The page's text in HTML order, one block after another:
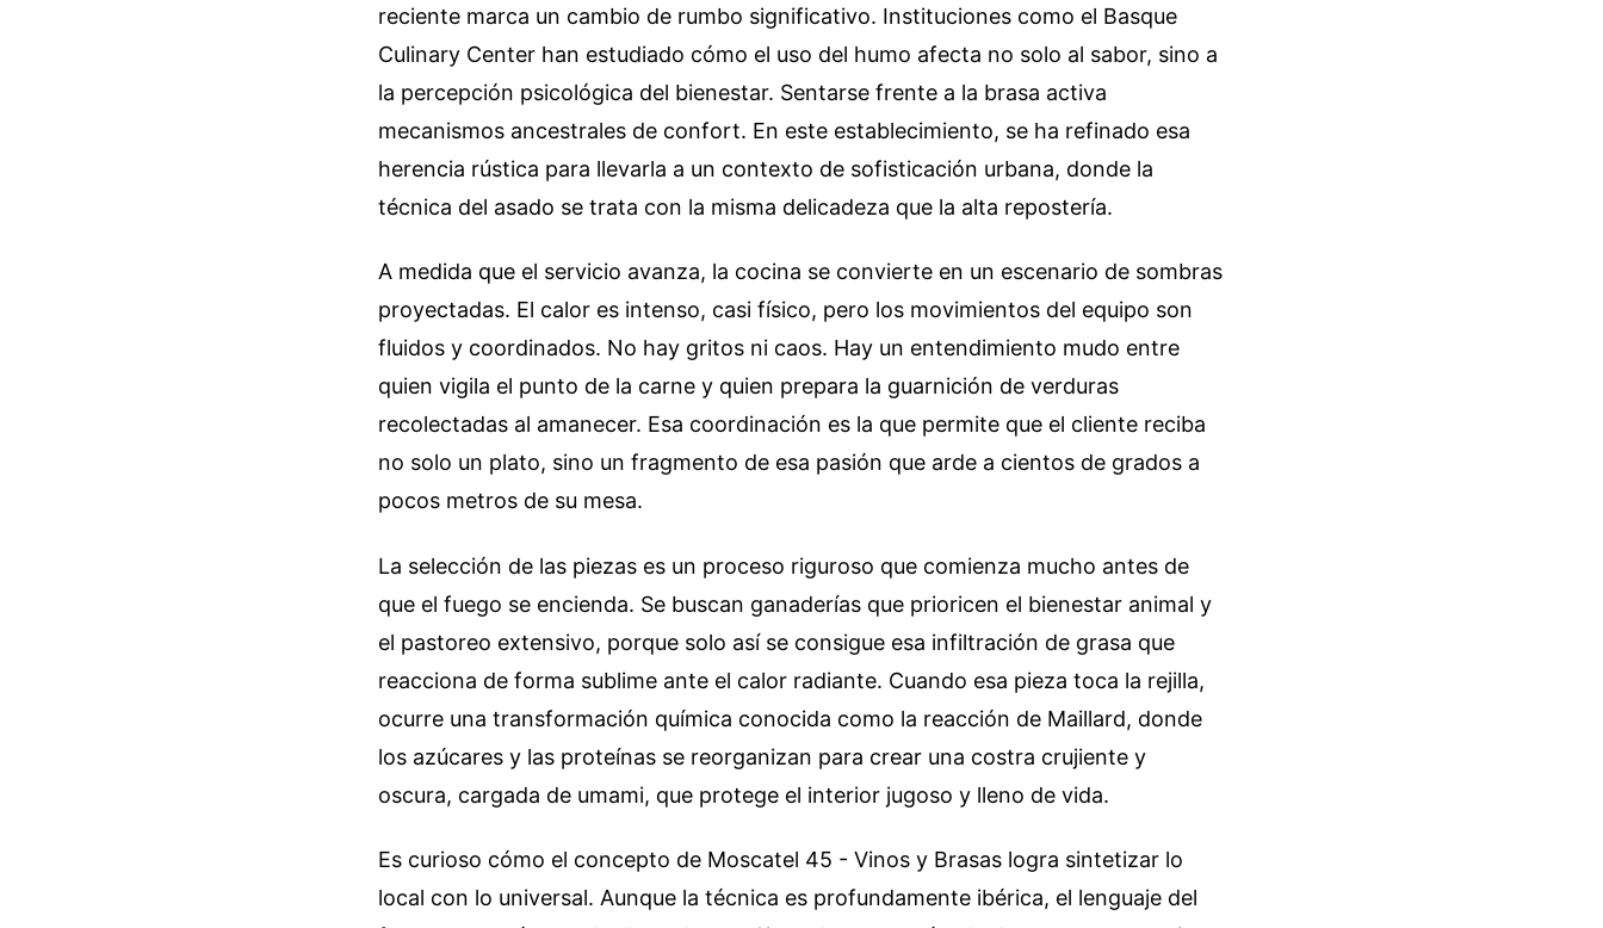
reciente marca un cambio de rumbo significativo. Instituciones como el Basque
Culinary Center han estudiado cómo el uso del humo afecta no solo al sabor, sino a
la percepción psicológica del bienestar. Sentarse frente a la brasa activa
mecanismos ancestrales de confort. En este establecimiento, se ha refinado esa
herencia rústica para llevarla a un contexto de sofisticación urbana, donde la
técnica del asado se trata con la misma delicadeza que la alta repostería.
A medida que el servicio avanza, la cocina se convierte en un escenario de sombras
proyectadas. El calor es intenso, casi físico, pero los movimientos del equipo son
fluidos y coordinados. No hay gritos ni caos. Hay un entendimiento mudo entre
quien vigila el punto de la carne y quien prepara la guarnición de verduras
recolectadas al amanecer. Esa coordinación es la que permite que el cliente reciba
no solo un plato, sino un fragmento de esa pasión que arde a cientos de grados a
pocos metros de su mesa.
La selección de las piezas es un proceso riguroso que comienza mucho antes de
que el fuego se encienda. Se buscan ganaderías que prioricen el bienestar animal y
el pastoreo extensivo, porque solo así se consigue esa infiltración de grasa que
reacciona de forma sublime ante el calor radiante. Cuando esa pieza toca la rejilla,
ocurre una transformación química conocida como la reacción de Maillard, donde
los azúcares y las proteínas se reorganizan para crear una costra crujiente y
oscura, cargada de umami, que protege el interior jugoso y lleno de vida.
Es curioso cómo el concepto de Moscatel 45 - Vinos y Brasas logra sintetizar lo
local con lo universal. Aunque la técnica es profundamente ibérica, el lenguaje del